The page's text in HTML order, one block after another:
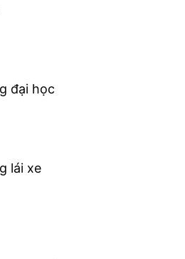
đại học
lái xe